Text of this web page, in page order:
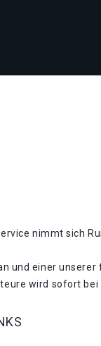
nimmt sich
und einer unserer
wird sofort bei